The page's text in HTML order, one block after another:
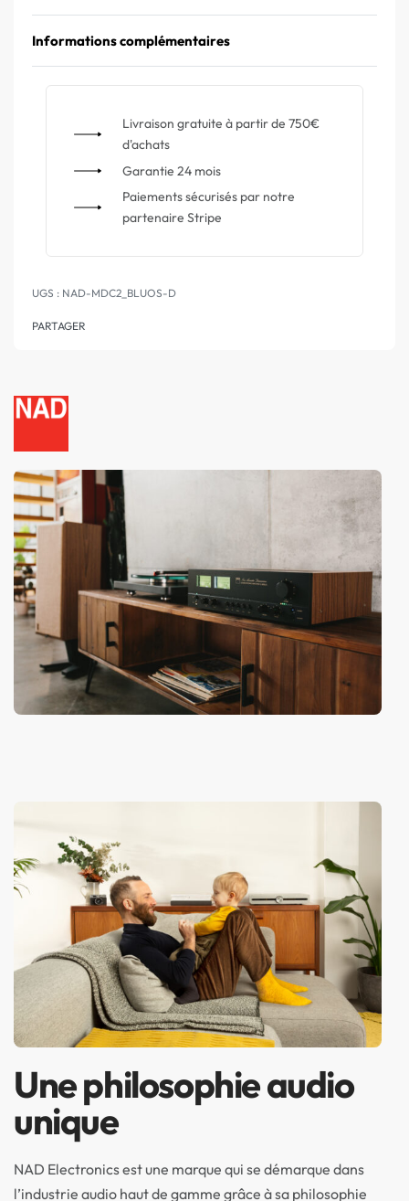
Informations complémentaires
Livraison gratuite à partir de 750€
d'achats
Garantie 24 mois
Paiements sécurisés par notre
partenaire Stripe
NAD-MDC2_BLUOS-D
PARTAGER
Une philosophie audio
unique
NAD Electronics est une marque qui se démarque dans
l’industrie audio haut de gamme grâce à sa philosophie